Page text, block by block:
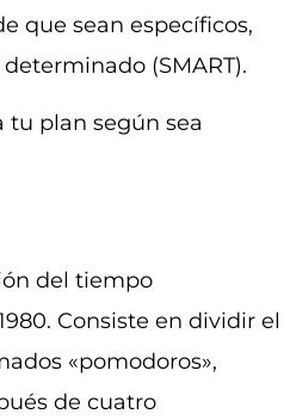
que sean específicos,
(SMART).
tu plan según sea
del tiempo
Consiste en dividir el
«pomodoros»,
de cuatro